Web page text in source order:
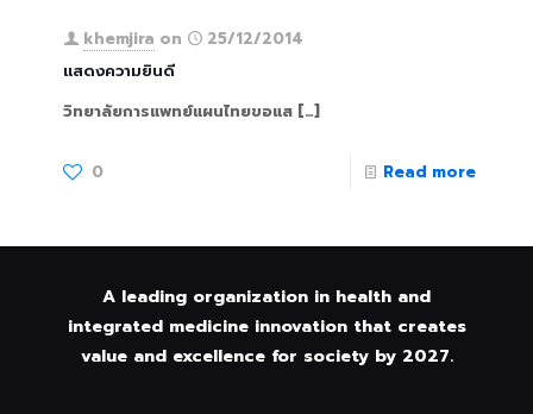
khemjira on
25/12/2014
แสดงความยินดี
วิทยาลัยการแพทย์แผนไทยขอแส […]
0 Read more
A leading organization in health and
integrated medicine innovation that creates
value and excellence for society by 2027.